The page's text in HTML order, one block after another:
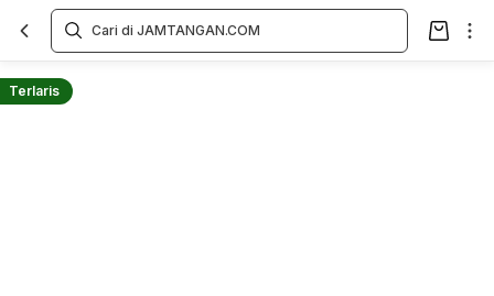
Terlaris
Overview